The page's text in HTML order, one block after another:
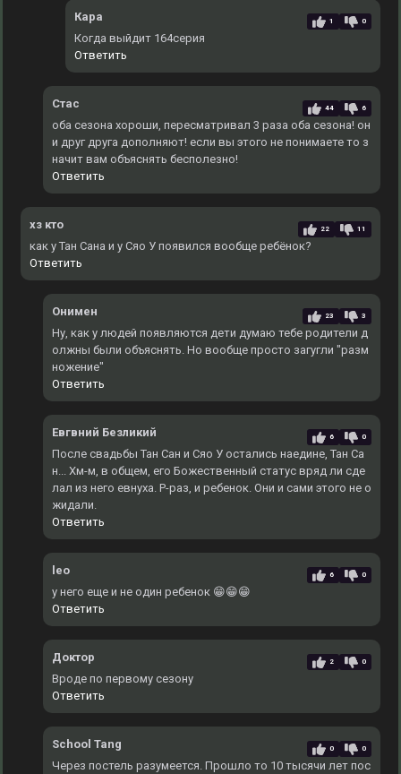
Кара 1 0
Когда выйдит 164серия
Ответить
Стас 44 6
оба сезона хороши, пересматривал 3 раза оба сезона! он
и друг друга дополняют! если вы этого не понимаете то з
начит вам объяснять бесполезно!
Ответить
хз кто 22 11
как у Тан Сана и у Сяо У появился вообще ребёнок?
Ответить
Онимен 23 3
Ну, как у людей появляются дети думаю тебе родители д
олжны были объяснять. Но вообще просто загугли "разм
ножение"
Ответить
Евгвний Безликий 6 0
После свадьбы Тан Сан и Сяо У остались наедине, Тан Са
н... Хм-м, в общем, его Божественный статус вряд ли сде
лал из него евнуха. Р-раз, и ребенок. Они и сами этого не о
жидали.
Ответить
leo 6 0
у него еще и не один ребенок 😁😁😁
Ответить
Доктор 2 0
Вроде по первому сезону
Ответить
School Tang 0 0
Через постель разумеется. Прошло то 10 тысячи лет пос